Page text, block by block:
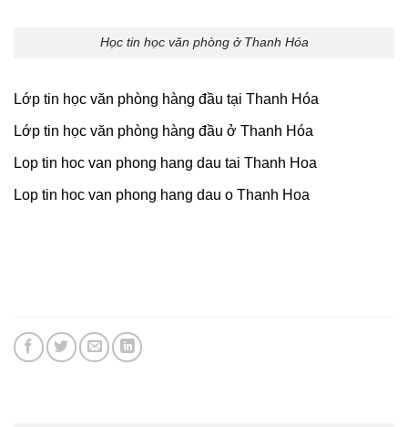
Học tin học văn phòng ở Thanh Hóa
Lớp tin học văn phòng hàng đầu tại Thanh Hóa
Lớp tin học văn phòng hàng đầu ở Thanh Hóa
Lop tin hoc van phong hang dau tai Thanh Hoa
Lop tin hoc van phong hang dau o Thanh Hoa